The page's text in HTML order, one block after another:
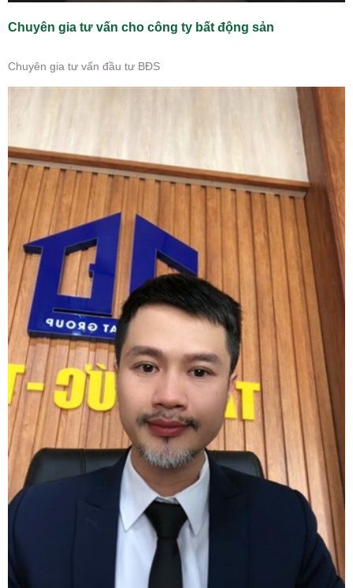
Chuyên gia tư vấn cho công ty bất động sản
Chuyên gia tư vấn đầu tư BĐS